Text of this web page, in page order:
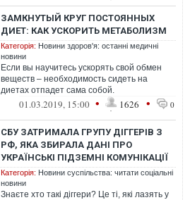
ЗАМКНУТЫЙ КРУГ ПОСТОЯННЫХ
ДИЕТ: КАК УСКОРИТЬ МЕТАБОЛИЗМ
Категорія: Новини здоров'я: останні медичні
новини
Если вы научитесь ускорять свой обмен
веществ – необходимость сидеть на
диетах отпадет сама собой.
01.03.2019, 15:00 • 1626 • 0
СБУ ЗАТРИМАЛА ГРУПУ ДІГГЕРІВ З
РФ, ЯКА ЗБИРАЛА ДАНІ ПРО
УКРАЇНСЬКІ ПІДЗЕМНІ КОМУНІКАЦІЇ
Категорія: Новини суспільства: читати соціальні
новини
Знаєте хто такі діггери? Це ті, які лазять у